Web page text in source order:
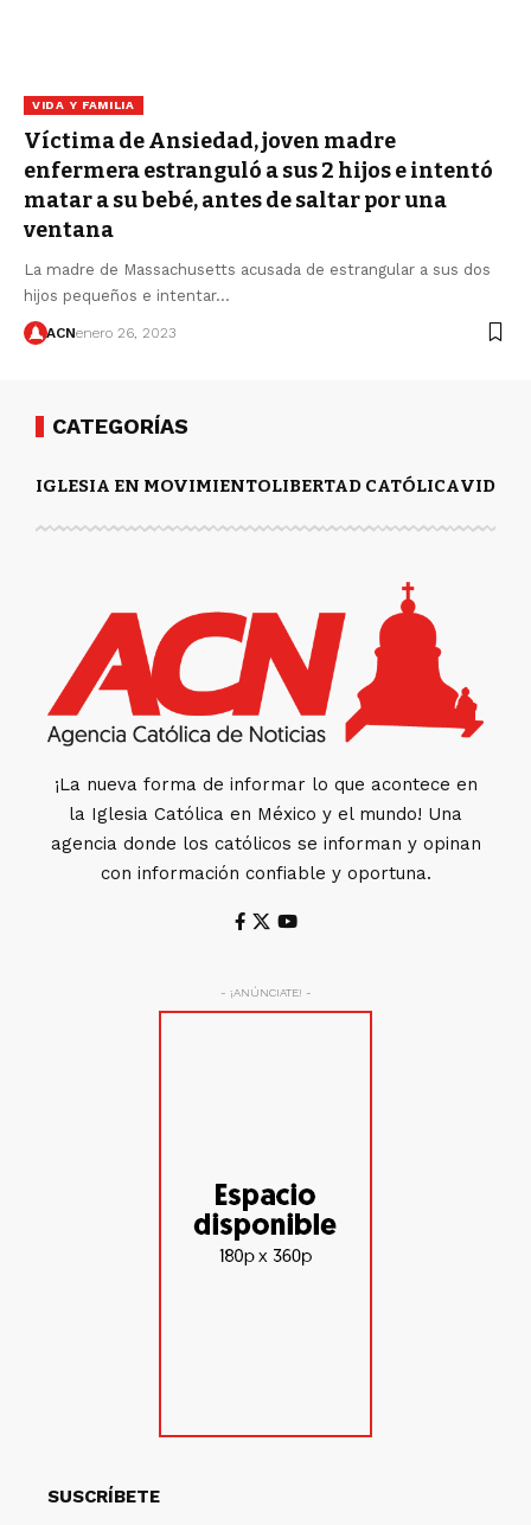
VIDA Y FAMILIA
Víctima de Ansiedad, joven madre
enfermera estranguló a sus 2 hijos e intentó
matar a su bebé, antes de saltar por una
ventana
La madre de Massachusetts acusada de estrangular a sus dos
hijos pequeños e intentar…
ACNenero 26, 2023
CATEGORÍAS
IGLESIA EN MOVIMIENTOLIBERTAD CATÓLICAVIDA
¡La nueva forma de informar lo que acontece en
la Iglesia Católica en México y el mundo! Una
agencia donde los católicos se informan y opinan
con información confiable y oportuna.
- ¡ANÚNCIATE! -
SUSCRÍBETE